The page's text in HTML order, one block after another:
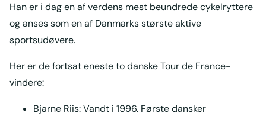
Han er i dag en af verdens mest beundrede cykelryttere
og anses som en af Danmarks største aktive
sportsudøvere.
Her er de fortsat eneste to danske Tour de France-
vindere:
Bjarne Riis: Vandt i 1996. Første dansker